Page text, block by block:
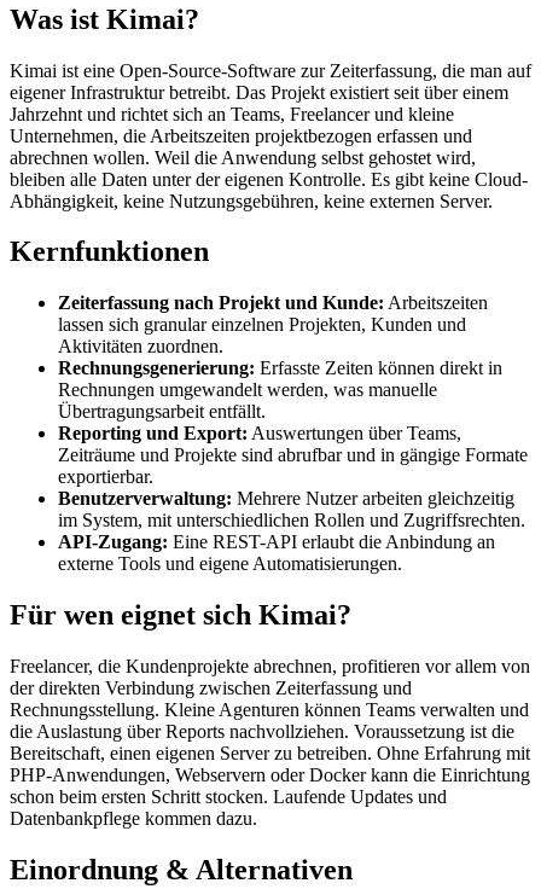
Was ist Kimai?
Kimai ist eine Open-Source-Software zur Zeiterfassung, die man auf
eigener Infrastruktur betreibt. Das Projekt existiert seit über einem
Jahrzehnt und richtet sich an Teams, Freelancer und kleine
Unternehmen, die Arbeitszeiten projektbezogen erfassen und
abrechnen wollen. Weil die Anwendung selbst gehostet wird,
bleiben alle Daten unter der eigenen Kontrolle. Es gibt keine Cloud-
Abhängigkeit, keine Nutzungsgebühren, keine externen Server.
Kernfunktionen
Zeiterfassung nach Projekt und Kunde: Arbeitszeiten
lassen sich granular einzelnen Projekten, Kunden und
Aktivitäten zuordnen.
Rechnungsgenerierung: Erfasste Zeiten können direkt in
Rechnungen umgewandelt werden, was manuelle
Übertragungsarbeit entfällt.
Reporting und Export: Auswertungen über Teams,
Zeiträume und Projekte sind abrufbar und in gängige Formate
exportierbar.
Benutzerverwaltung: Mehrere Nutzer arbeiten gleichzeitig
im System, mit unterschiedlichen Rollen und Zugriffsrechten.
API-Zugang: Eine REST-API erlaubt die Anbindung an
externe Tools und eigene Automatisierungen.
Für wen eignet sich Kimai?
Freelancer, die Kundenprojekte abrechnen, profitieren vor allem von
der direkten Verbindung zwischen Zeiterfassung und
Rechnungsstellung. Kleine Agenturen können Teams verwalten und
die Auslastung über Reports nachvollziehen. Voraussetzung ist die
Bereitschaft, einen eigenen Server zu betreiben. Ohne Erfahrung mit
PHP-Anwendungen, Webservern oder Docker kann die Einrichtung
schon beim ersten Schritt stocken. Laufende Updates und
Datenbankpflege kommen dazu.
Einordnung & Alternativen